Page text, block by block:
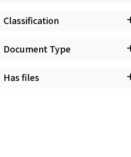
Classification
Document Type
Has files